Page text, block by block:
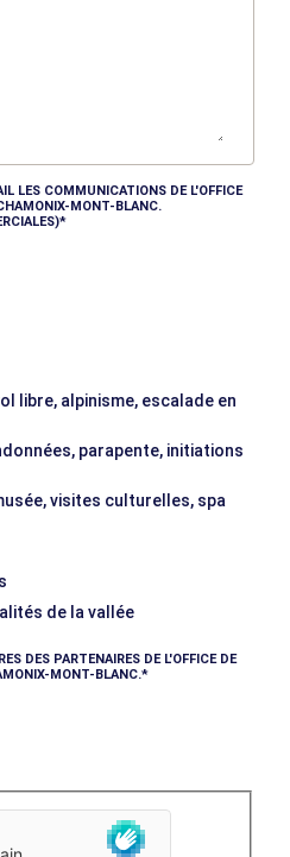
LES COMMUNICATIONS DE L'OFFICE
MONT-BLANC.
libre, alpinisme, escalade en
parapente, initiations
visites culturelles, spa
de la vallée
DES PARTENAIRES DE L'OFFICE DE
MONT-BLANC.